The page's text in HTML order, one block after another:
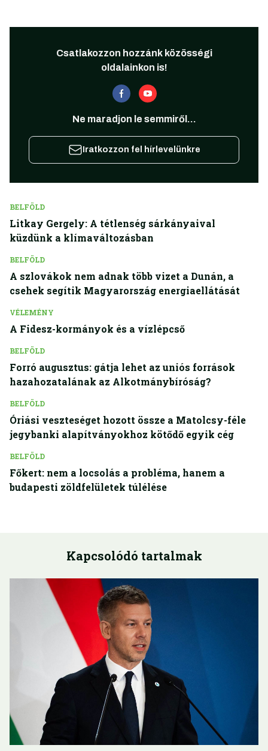
Csatlakozzon hozzánk közösségi
oldalainkon is!
Ne maradjon le semmiről...
Iratkozzon fel hírlevelünkre
BELFÖLD
Litkay Gergely: A tétlenség sárkányaival
küzdünk a klímaváltozásban
BELFÖLD
A szlovákok nem adnak több vizet a Dunán, a
csehek segítik Magyarország energiaellátását
VÉLEMÉNY
A Fidesz-kormányok és a vízlépcső
BELFÖLD
Forró augusztus: gátja lehet az uniós források
hazahozatalának az Alkotmánybíróság?
BELFÖLD
Óriási veszteséget hozott össze a Matolcsy-féle
jegybanki alapítványokhoz kötődő egyik cég
BELFÖLD
Főkert: nem a locsolás a probléma, hanem a
budapesti zöldfelületek túlélése
Kapcsolódó tartalmak